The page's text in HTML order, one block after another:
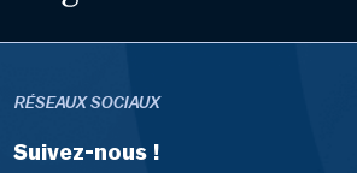
RÉSEAUX SOCIAUX
Suivez-nous !